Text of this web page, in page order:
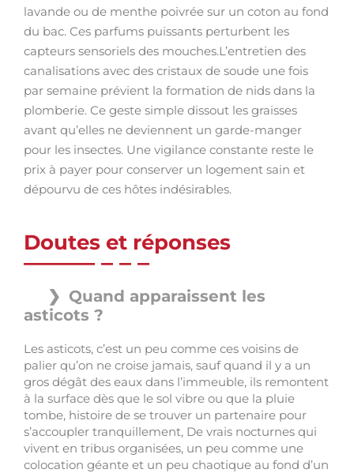
lavande ou de menthe poivrée sur un coton au fond
du bac. Ces parfums puissants perturbent les
capteurs sensoriels des mouches.L’entretien des
canalisations avec des cristaux de soude une fois
par semaine prévient la formation de nids dans la
plomberie. Ce geste simple dissout les graisses
avant qu’elles ne deviennent un garde-manger
pour les insectes. Une vigilance constante reste le
prix à payer pour conserver un logement sain et
dépourvu de ces hôtes indésirables.
Doutes et réponses
Quand apparaissent les
asticots ?
Les asticots, c’est un peu comme ces voisins de
palier qu’on ne croise jamais, sauf quand il y a un
gros dégât des eaux dans l’immeuble, ils remontent
à la surface dès que le sol vibre ou que la pluie
tombe, histoire de se trouver un partenaire pour
s’accoupler tranquillement, De vrais nocturnes qui
vivent en tribus organisées, un peu comme une
colocation géante et un peu chaotique au fond d’un